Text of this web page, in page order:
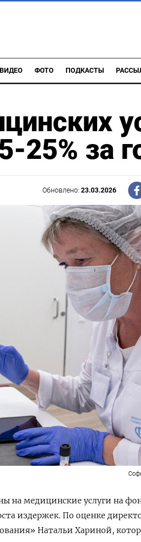
ВИДЕО ФОТО ПОДКАСТЫ
25% за
Обновлено:23.03.2026
на медицинские услуги на
издержек. По оценке
Натальи Хариной,